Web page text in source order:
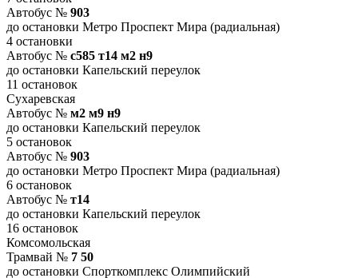
Автобус № 903
до остановки Метро Проспект Мира (радиальная)
4 остановки
Автобус № с585 т14 м2 н9
до остановки Капельский переулок
11 остановок
Сухаревская
Автобус № м2 м9 н9
до остановки Капельский переулок
5 остановок
Автобус № 903
до остановки Метро Проспект Мира (радиальная)
6 остановок
Автобус № т14
до остановки Капельский переулок
16 остановок
Комсомольская
Трамвай № 7 50
до остановки Спорткомплекс Олимпийский